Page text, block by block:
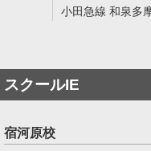
小田急線 和泉多
スクールIE
宿河原校